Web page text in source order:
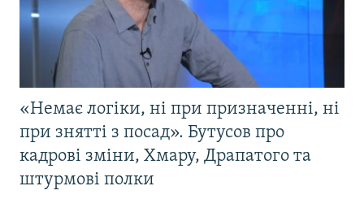
«Немає логіки, ні при призначенні, ні
при знятті з посад». Бутусов про
кадрові зміни, Хмару, Драпатого та
штурмові полки